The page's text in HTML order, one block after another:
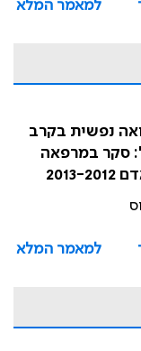
למאמר המלא
נפשית בקרב
סקר במרפאה
למאמר המלא